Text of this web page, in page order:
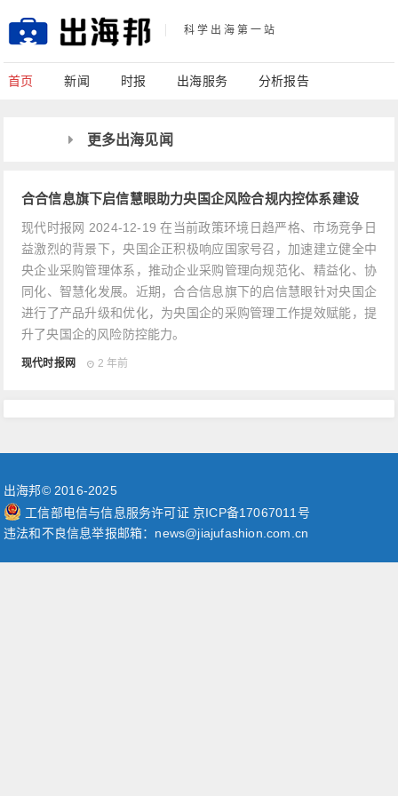
科学出海第一站
首页 新闻 时报 出海服务 分析报告
更多出海见闻
合合信息旗下启信慧眼助力央国企风险合规内控体系建设
现代时报网 2024-12-19 在当前政策环境日趋严格、市场竞争日
益激烈的背景下，央国企正积极响应国家号召，加速建立健全中
央企业采购管理体系，推动企业采购管理向规范化、精益化、协
同化、智慧化发展。近期，合合信息旗下的启信慧眼针对央国企
进行了产品升级和优化，为央国企的采购管理工作提效赋能，提
升了央国企的风险防控能力。
现代时报网 2 年前
出海邦© 2016-2025
工信部电信与信息服务许可证 京ICP备17067011号
违法和不良信息举报邮箱：news@jiajufashion.com.cn